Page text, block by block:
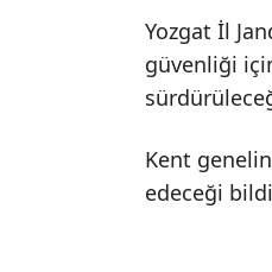
Yozgat İl
güvenliği
Kent
edeceği